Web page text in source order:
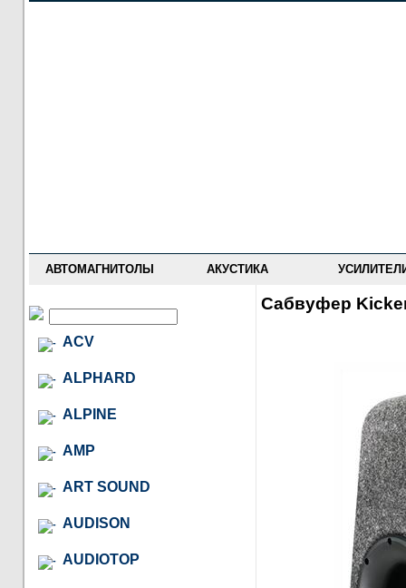
АВТОМАГНИТОЛЫ АКУСТИКА
ACV
ALPHARD
ALPINE
AMP
ART SOUND
AUDISON
AUDIOTOP
Сабвуфер